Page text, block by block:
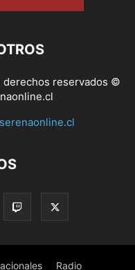
derechos reservados ©
Radio